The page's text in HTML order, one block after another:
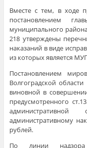
Вместе с тем, в ходе
постановлением
муниципального
218 утверждены
наказаний в виде
из которых является
Постановлением
Волгоградской
виновной в
предусмотренного
административной
административному
рублей.
По линии надзора